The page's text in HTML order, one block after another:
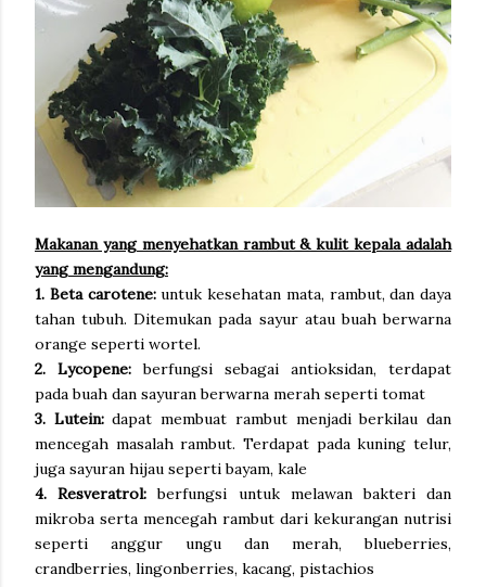
Makanan yang menyehatkan rambut & kulit kepala adalah
yang mengandung:
1. Beta carotene:untuk kesehatan mata, rambut, dan daya
tahan tubuh. Ditemukan pada sayur atau buah berwarna
orange seperti wortel.
2. Lycopene:berfungsi sebagai antioksidan, terdapat
pada buah dan sayuran berwarna merah seperti tomat
3. Lutein:dapat membuat rambut menjadi berkilau dan
mencegah masalah rambut. Terdapat pada kuning telur,
juga sayuran hijau seperti bayam, kale
4. Resveratrol:berfungsi untuk melawan bakteri dan
mikroba serta mencegah rambut dari kekurangan nutrisi
seperti anggur ungu dan merah, blueberries,
crandberries, lingonberries, kacang, pistachios